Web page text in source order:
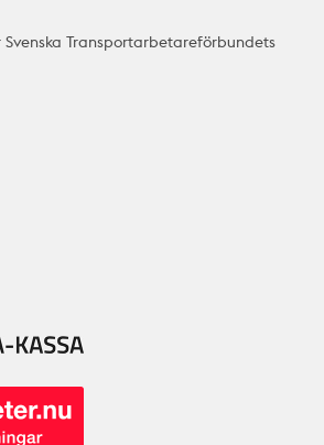
Transportarbetareförbundets